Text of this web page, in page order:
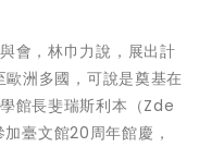
會，林巾力說，展出計
洲多國，可說是奠基在
館長斐瑞斯利本（Zde
臺文館20周年館慶，